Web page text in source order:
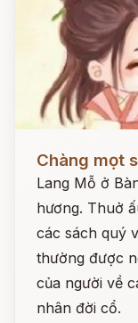
Chàng mọt
Lang Mỗ ở
hương. Thuở
các sách quý
thường được
của người về
nhân đời cổ.